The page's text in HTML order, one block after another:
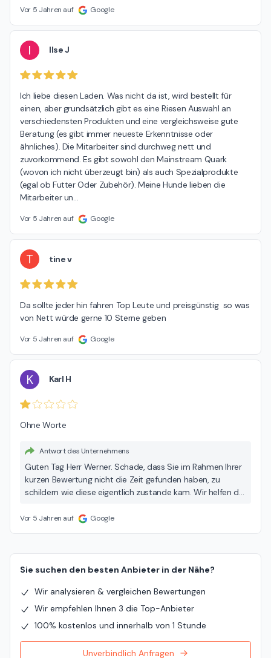
Vor 5 Jahren auf Google
I Ilse J
Ich liebe diesen Laden. Was nicht da ist, wird bestellt für
einen, aber grundsätzlich gibt es eine Riesen Auswahl an
verschiedensten Produkten und eine vergleichsweise gute
Beratung (es gibt immer neueste Erkenntnisse oder
ähnliches). Die Mitarbeiter sind durchweg nett und
zuvorkommend. Es gibt sowohl den Mainstream Quark
(wovon ich nicht überzeugt bin) als auch Spezialprodukte
(egal ob Futter Oder Zubehör). Meine Hunde lieben die
Mitarbeiter un…
Vor 5 Jahren auf Google
T tine v
Da sollte jeder hin fahren Top Leute und preisgünstig  so was
von Nett würde gerne 10 Sterne geben
Vor 5 Jahren auf Google
K Karl H
Ohne Worte
Antwort des Unternehmens
Guten Tag Herr Werner. Schade, dass Sie im Rahmen Ihrer
kurzen Bewertung nicht die Zeit gefunden haben, zu
schildern wie diese eigentlich zustande kam. Wir helfen da
Sie kamen unaufgefordert im Rahmen Ihrer Tätigkeit bei
freundlich empfangen. Leider gab es bei der Absprache
mit Ihnen ein Missverständnis, welches auf unserer Seite
Rahmen Ihres semi-professionellen Auftrittes
herbeigeführt worden sein könnte. Wie auch immer
Firmenstempel griffen und begannen, Auftragsdokumente
abzustempeln, um die tatsächlich entstandenen Kosten,
Vor 5 Jahren auf Google
Sie suchen den besten Anbieter in der Nähe?
Wir analysieren & vergleichen Bewertungen
Wir empfehlen Ihnen 3 die Top-Anbieter
100% kostenlos und innerhalb von 1 Stunde
Unverbindlich Anfragen